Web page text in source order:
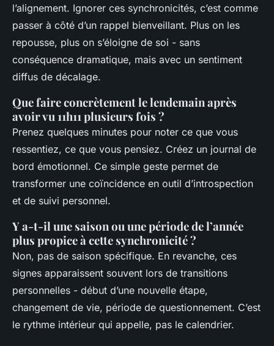
l’alignement. Ignorer ces synchronicités, c’est comme
passer à côté d’un rappel bienveillant. Plus on les
repousse, plus on s’éloigne de soi - sans
conséquence dramatique, mais avec un sentiment
diffus de décalage.
Que faire concrètement le lendemain après
avoir vu 11h11 plusieurs fois ?
Prenez quelques minutes pour noter ce que vous
ressentiez, ce que vous pensiez. Créez un journal de
bord émotionnel. Ce simple geste permet de
transformer une coïncidence en outil d’introspection
et de suivi personnel.
Y a-t-il une saison ou une période de l’année
plus propice à cette synchronicité ?
Non, pas de saison spécifique. En revanche, ces
signes apparaissent souvent lors de transitions
personnelles - début d’une nouvelle étape,
changement de vie, période de questionnement. C’est
le rythme intérieur qui appelle, pas le calendrier.